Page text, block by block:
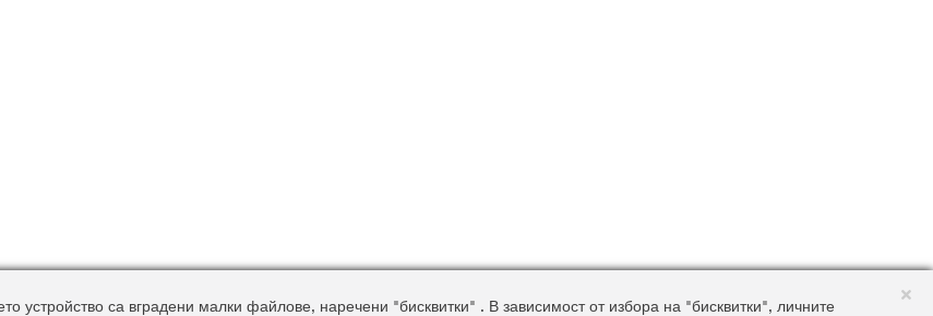
са вградени малки файлове, наречени "бисквитки" . В зависимост от избора на "бисквитки", личните